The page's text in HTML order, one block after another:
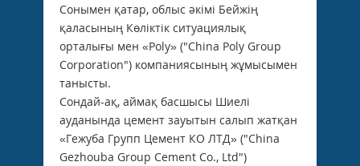
Сонымен қатар, облыс әкімі Бейжің
қаласының Көліктік ситуациялық
орталығы мен «Poly» ("China Poly Group
Corporation") компаниясының жұмысымен
танысты.
Сондай-ақ, аймақ басшысы Шиелі
ауданында цемент зауытын салып жатқан
«Гежуба Групп Цемент КО ЛТД» ("China
Gezhouba Group Cement Co., Ltd")